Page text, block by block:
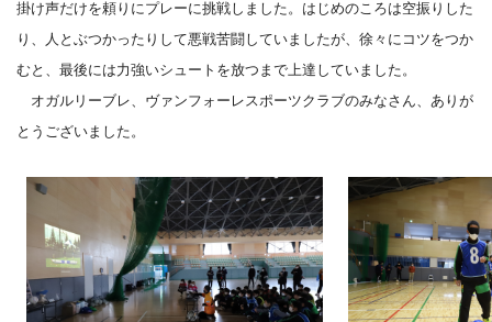
掛け声だけを頼りにプレーに挑戦しました。はじめのころは空振りした
り、人とぶつかったりして悪戦苦闘していましたが、徐々にコツをつか
むと、最後には力強いシュートを放つまで上達していました。
オガルリーブレ、ヴァンフォーレスポーツクラブのみなさん、ありが
とうございました。